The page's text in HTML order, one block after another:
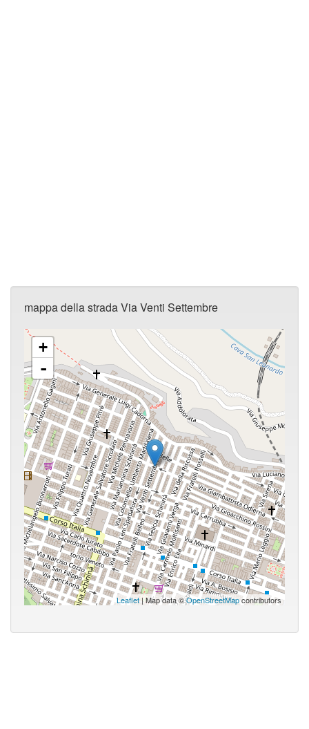
mappa della strada Via Venti Settembre
+
-
Leaflet| Map data ©OpenStreetMapcontributors